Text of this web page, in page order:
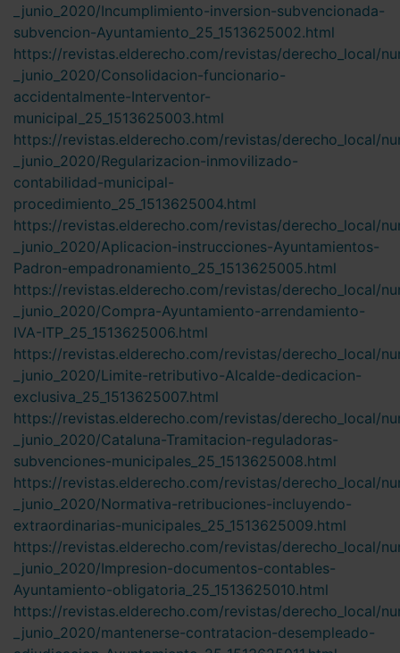
_junio_2020/Incumplimiento-inversion-subvencionada-
subvencion-Ayuntamiento_25_1513625002.html
https://revistas.elderecho.com/revistas/derecho_local/
_junio_2020/Consolidacion-funcionario-
accidentalmente-Interventor-
municipal_25_1513625003.html
https://revistas.elderecho.com/revistas/derecho_local/
_junio_2020/Regularizacion-inmovilizado-
contabilidad-municipal-
procedimiento_25_1513625004.html
https://revistas.elderecho.com/revistas/derecho_local/
_junio_2020/Aplicacion-instrucciones-Ayuntamientos-
Padron-empadronamiento_25_1513625005.html
https://revistas.elderecho.com/revistas/derecho_local/
_junio_2020/Compra-Ayuntamiento-arrendamiento-
IVA-ITP_25_1513625006.html
https://revistas.elderecho.com/revistas/derecho_local/
_junio_2020/Limite-retributivo-Alcalde-dedicacion-
exclusiva_25_1513625007.html
https://revistas.elderecho.com/revistas/derecho_local/
_junio_2020/Cataluna-Tramitacion-reguladoras-
subvenciones-municipales_25_1513625008.html
https://revistas.elderecho.com/revistas/derecho_local/
_junio_2020/Normativa-retribuciones-incluyendo-
extraordinarias-municipales_25_1513625009.html
https://revistas.elderecho.com/revistas/derecho_local/
_junio_2020/Impresion-documentos-contables-
Ayuntamiento-obligatoria_25_1513625010.html
https://revistas.elderecho.com/revistas/derecho_local/
_junio_2020/mantenerse-contratacion-desempleado-